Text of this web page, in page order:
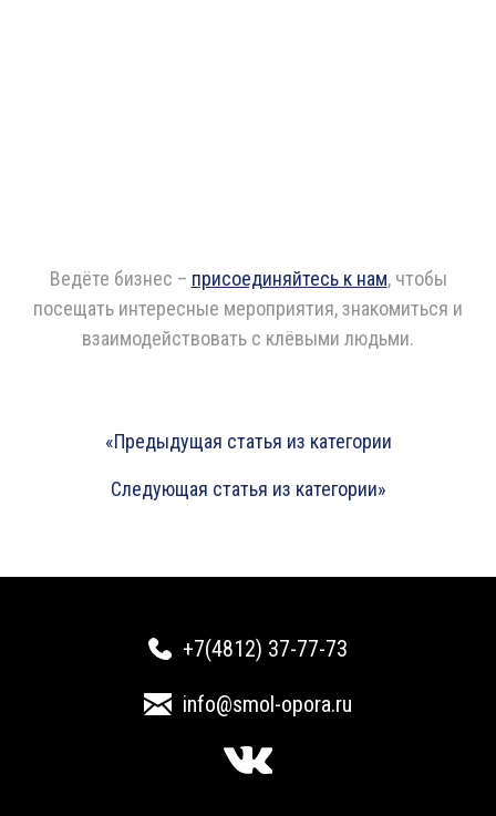
Ведёте бизнес – присоединяйтесь к нам, чтобы
посещать интересные мероприятия, знакомиться и
взаимодействовать с клёвыми людьми.
«Предыдущая статья из категории
Следующая статья из категории»
+7(4812) 37-77-73
info@smol-opora.ru